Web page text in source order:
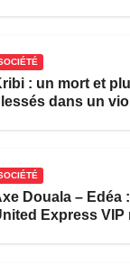
: un mort et
dans un
Douala – Edéa
Express VIP